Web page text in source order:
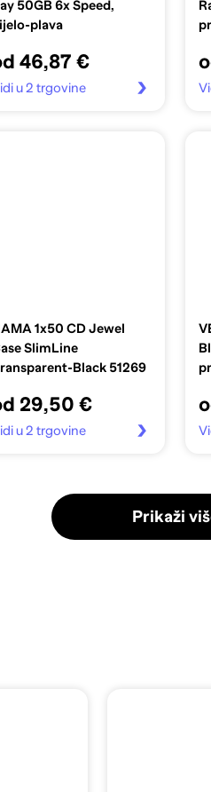
50GB 6x Speed,
plava
46,87 €
u 2 trgovine
1x50 CD Jewel
SlimLine
Black 51269
29,50 €
u 2 trgovine
Prikaži